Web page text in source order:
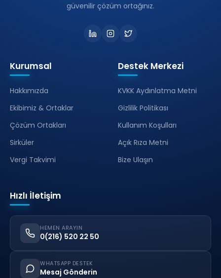
güvenilir çözüm ortağınız.
Kurumsal
Hakkımızda
Ekibimiz & Ortaklar
Çözüm Ortakları
Sirküler
Vergi Takvimi
Destek Merkezi
KVKK Aydınlatma Metni
Gizlilik Politikası
Kullanım Koşulları
Açık Rıza Metni
Bize Ulaşın
Hızlı İletişim
HEMEN ARAYIN
0(216) 520 22 50
WHATSAPP DESTEK
Mesaj Gönderin